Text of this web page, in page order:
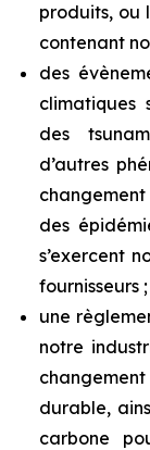
produits, ou
contenant
des
climatiques
des
d’autres
changement
des
s’exercent
fournisseurs ;
une
notre
durable,
carbone